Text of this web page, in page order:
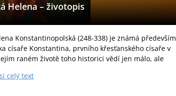
Helena – životopis
Konstantinopolská (248-338) je známá především
císaře Konstantina, prvního křesťanského císaře v
raném životě toho historici vědí jen málo, ale
celý text